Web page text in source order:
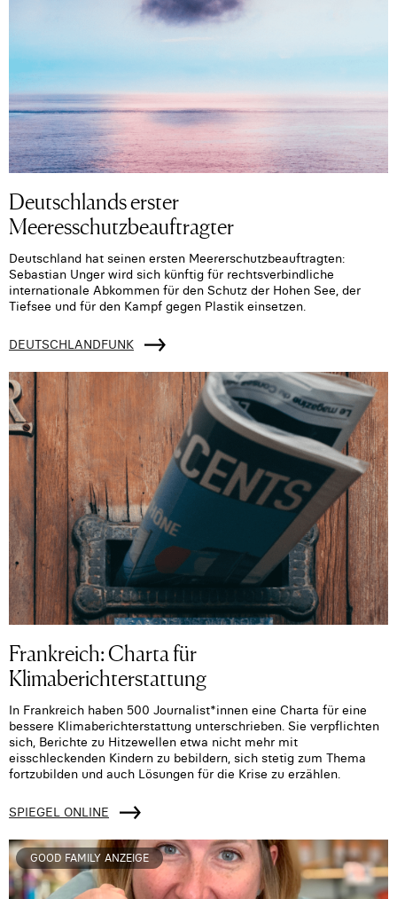
Deutschlands erster
Meeresschutzbeauftragter
Deutschland hat seinen ersten Meererschutzbeauftragten:
Sebastian Unger wird sich künftig für rechtsverbindliche
internationale Abkommen für den Schutz der Hohen See, der
Tiefsee und für den Kampf gegen Plastik einsetzen.
DEUTSCHLANDFUNK
Frankreich: Charta für
Klimaberichterstattung
In Frankreich haben 500 Journalist*innen eine Charta für eine
bessere Klimaberichterstattung unterschrieben. Sie verpflichten
sich, Berichte zu Hitzewellen etwa nicht mehr mit
eisschleckenden Kindern zu bebildern, sich stetig zum Thema
fortzubilden und auch Lösungen für die Krise zu erzählen.
SPIEGEL ONLINE
GOOD FAMILY ANZEIGE